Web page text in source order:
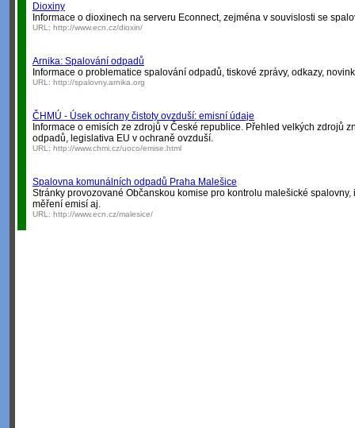
Dioxiny
Informace o dioxinech na serveru Econnect, zejména v souvislosti se
URL: http://www.ecn.cz/dioxin/
Arnika: Spalování odpadů
Informace o problematice spalování odpadů, tiskové zprávy, odkazy,
URL: http://spalovny.arnika.org
ČHMÚ - Úsek ochrany čistoty ovzduší: emisní údaje
Informace o emisích ze zdrojů v České republice. Přehled velkých zdrojů
odpadů, legislativa EU v ochraně ovzduší.
URL: http://www.chmi.cz/uoco/emise.html
Spalovna komunálních odpadů Praha Malešice
Stránky provozované Občanskou komise pro kontrolu malešické
měření emisí aj.
URL: http://www.ecn.cz/malesice/